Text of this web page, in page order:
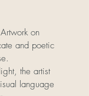
on
and poetic
the artist
language